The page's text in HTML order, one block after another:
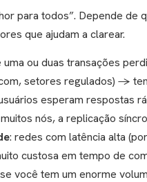
para todos”. Depende de
que ajudam a clarear.
uma ou duas transações
setores regulados) →
esperam respostas
nós, a replicação
: redes com latência alta
custosa em tempo de
você tem um enorme